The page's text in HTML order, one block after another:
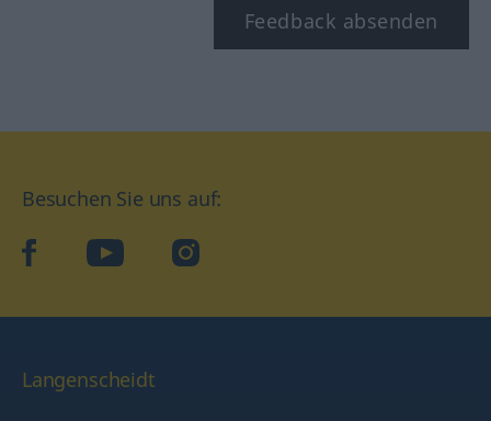
Feedback absenden
Besuchen Sie uns auf:
facebookYouTube Instagram
Langenscheidt